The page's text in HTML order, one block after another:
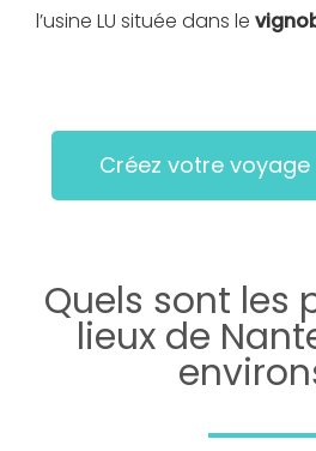
l’usine LU située dans le
Créez votre
Quels sont les
lieux de